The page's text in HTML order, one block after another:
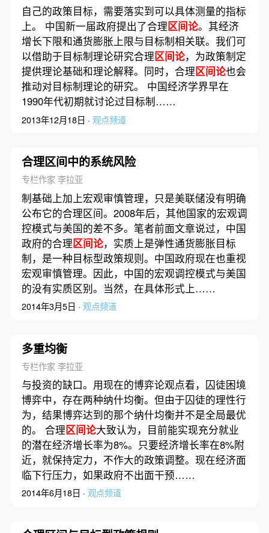
自己的政策目标，需要落实到可以具体测量的指标
上。 中国新一届政府提出了合理区间论。其经济
增长下限和通货膨胀上限与目标制相关联。我们可
以借助于目标制理论研究合理区间论，为政策制定
提供理论基础和理论解释。同时，合理区间论也会
推动对目标制理论的研究。 中国经济学界早在
1990年代初期就讨论过目标制……
2013年12月18日 · 观点频道
合理区间中的系统风险
专栏作家 李拉亚
制基础上加上宏观审慎管理，只是美联储没有明确
公布它的合理区间。2008年后，其他国家的宏观调
控模式与美国的差不多。笔者前面文章说过，中国
政府的合理区间论，实质上是弹性通货膨胀目标
制，是一种目标型政策规则。中国政府现在也重视
宏观审慎管理。因此，中国的宏观调控模式与美国
的没有实质区别。当然，在具体形式上……
2014年3月5日 · 观点频道
多重均衡
专栏作家 李拉亚
与投资的缺口。用现在的博弈论观点看，囚徒困境
博弈中，存在两种纳什均衡。但由于囚徒的理性行
为，结果博弈达到的那个纳什均衡并不是全局最优
的。 合理区间论大致认为，目前能实现充分就业
的潜在经济增长率为8%。只要经济增长率在8%附
近，就保持定力，不作大的政策调整。现在经济面
临下行压力，如果政府不出面干预……
2014年6月18日 · 观点频道